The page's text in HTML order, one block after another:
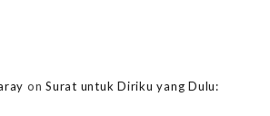
on Surat untuk Diriku yang Dulu: